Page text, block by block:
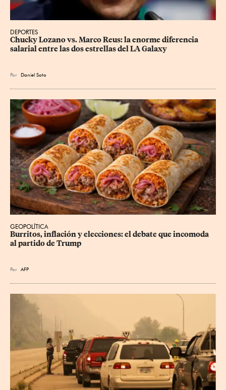
DEPORTES
Chucky Lozano vs. Marco Reus: la enorme diferencia
salarial entre las dos estrellas del LA Galaxy
Por Daniel Soto
GEOPOLÍTICA
Burritos, inflación y elecciones: el debate que incomoda
al partido de Trump
Por AFP